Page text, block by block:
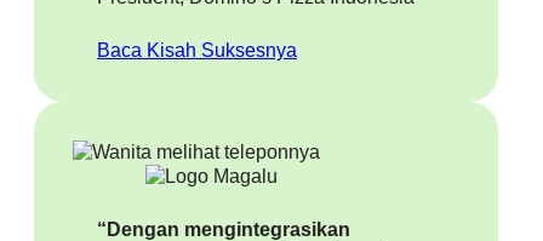
Baca Kisah Suksesnya
“Dengan mengintegrasikan